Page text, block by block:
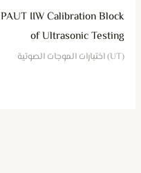
PAUT IIW Calibration Block
of Ultrasonic Testing
(UT) اختبارات الموجات الصوتية